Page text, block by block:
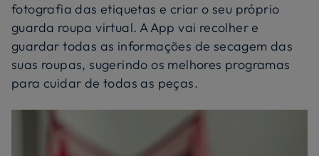
fotografia das etiquetas e criar o seu próprio
guarda roupa virtual. A App vai recolher e
guardar todas as informações de secagem das
suas roupas, sugerindo os melhores programas
para cuidar de todas as peças.